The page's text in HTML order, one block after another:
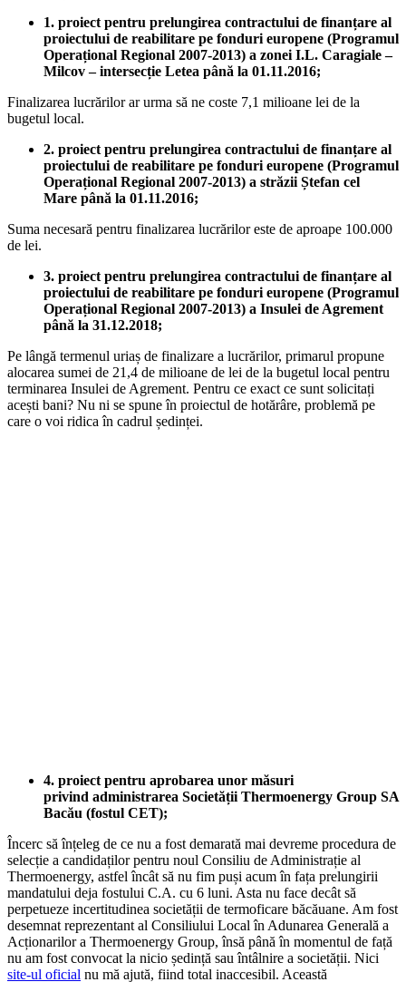
1. proiect pentru prelungirea contractului de finanțare al
proiectului de reabilitare pe fonduri europene (Programul
Operațional Regional 2007-2013) a zonei I.L. Caragiale –
Milcov – intersecție Letea până la 01.11.2016;
Finalizarea lucrărilor ar urma să ne coste 7,1 milioane lei de la
bugetul local.
2. proiect pentru prelungirea contractului de finanțare al
proiectului de reabilitare pe fonduri europene (Programul
Operațional Regional 2007-2013) a străzii Ștefan cel
Mare până la 01.11.2016;
Suma necesară pentru finalizarea lucrărilor este de aproape 100.000
de lei.
3. proiect pentru prelungirea contractului de finanțare al
proiectului de reabilitare pe fonduri europene (Programul
Operațional Regional 2007-2013) a Insulei de Agrement
până la 31.12.2018;
Pe lângă termenul uriaș de finalizare a lucrărilor, primarul propune
alocarea sumei de 21,4 de milioane de lei de la bugetul local pentru
terminarea Insulei de Agrement. Pentru ce exact ce sunt solicitați
acești bani? Nu ni se spune în proiectul de hotărâre, problemă pe
care o voi ridica în cadrul ședinței.
4. proiect pentru aprobarea unor măsuri
privind administrarea Societății Thermoenergy Group SA
Bacău (fostul CET);
Încerc să înțeleg de ce nu a fost demarată mai devreme procedura de
selecție a candidaților pentru noul Consiliu de Administrație al
Thermoenergy, astfel încât să nu fim puși acum în fața prelungirii
mandatului deja fostului C.A. cu 6 luni. Asta nu face decât să
perpetueze incertitudinea societății de termoficare băcăuane. Am fost
desemnat reprezentant al Consiliului Local în Adunarea Generală a
Acționarilor a Thermoenergy Group, însă până în momentul de față
nu am fost convocat la nicio ședință sau întâlnire a societății. Nici
site-ul oficial nu mă ajută, fiind total inaccesibil. Această